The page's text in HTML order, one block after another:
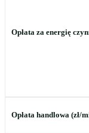
Opłata za energię
Opłata handlowa (zł/